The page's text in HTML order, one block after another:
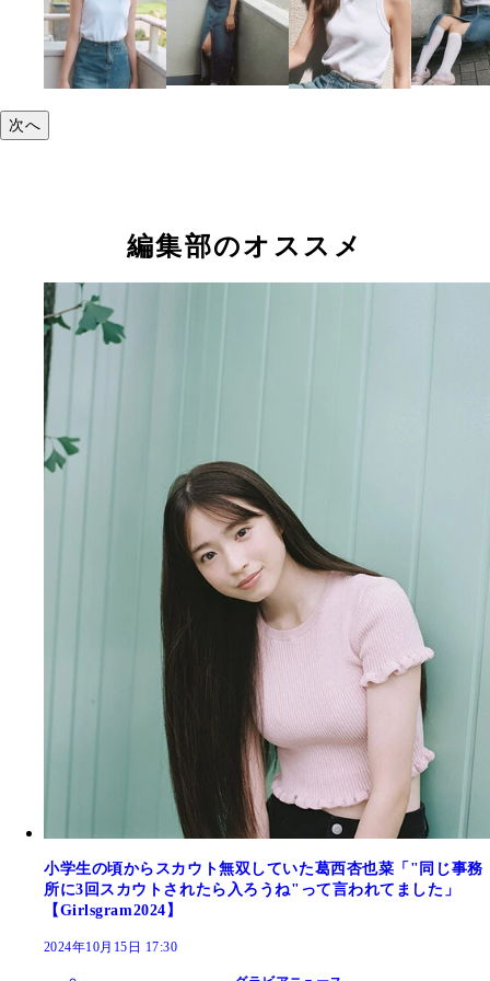
次へ
編集部のオススメ
小学生の頃からスカウト無双していた葛西杏也菜「"同じ事務
所に3回スカウトされたら入ろうね"って言われてました」
【Girlsgram2024】
2024年10月15日 17:30